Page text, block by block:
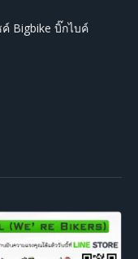
Bigbike บิ๊กไบค์